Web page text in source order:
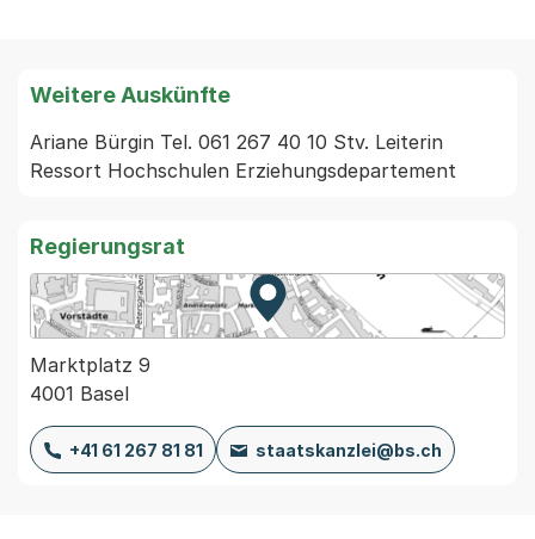
Weitere Auskünfte
Ariane Bürgin Tel. 061 267 40 10 Stv. Leiterin
Ressort Hochschulen Erziehungsdepartement
Regierungsrat
Zur Karte von MapBS.
Externer Link, wird in einem
Marktplatz 9
4001 Basel
+41 61 267 81 81 staatskanzlei@bs.ch